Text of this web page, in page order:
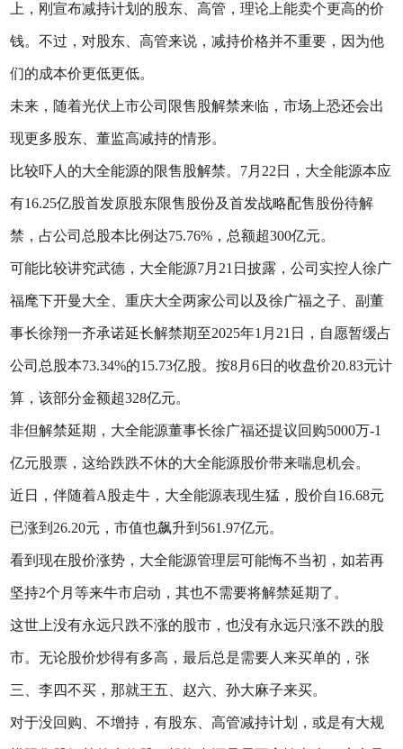
上，刚宣布减持计划的股东、高管，理论上能卖个更高的价
钱。不过，对股东、高管来说，减持价格并不重要，因为他
们的成本价更低更低。
未来，随着光伏上市公司限售股解禁来临，市场上恐还会出
现更多股东、董监高减持的情形。
比较吓人的大全能源的限售股解禁。7月22日，大全能源本应
有16.25亿股首发原股东限售股份及首发战略配售股份待解
禁，占公司总股本比例达75.76%，总额超300亿元。
可能比较讲究武德，大全能源7月21日披露，公司实控人徐广
福麾下开曼大全、重庆大全两家公司以及徐广福之子、副董
事长徐翔一齐承诺延长解禁期至2025年1月21日，自愿暂缓占
公司总股本73.34%的15.73亿股。按8月6日的收盘价20.83元计
算，该部分金额超328亿元。
非但解禁延期，大全能源董事长徐广福还提议回购5000万-1
亿元股票，这给跌跌不休的大全能源股价带来喘息机会。
近日，伴随着A股走牛，大全能源表现生猛，股价自16.68元
已涨到26.20元，市值也飙升到561.97亿元。
看到现在股价涨势，大全能源管理层可能悔不当初，如若再
坚持2个月等来牛市启动，其也不需要将解禁延期了。
这世上没有永远只跌不涨的股市，也没有永远只涨不跌的股
市。无论股价炒得有多高，最后总是需要人来买单的，张
三、李四不买，那就王五、赵六、孙大麻子来买。
对于没回购、不增持，有股东、高管减持计划，或是有大规